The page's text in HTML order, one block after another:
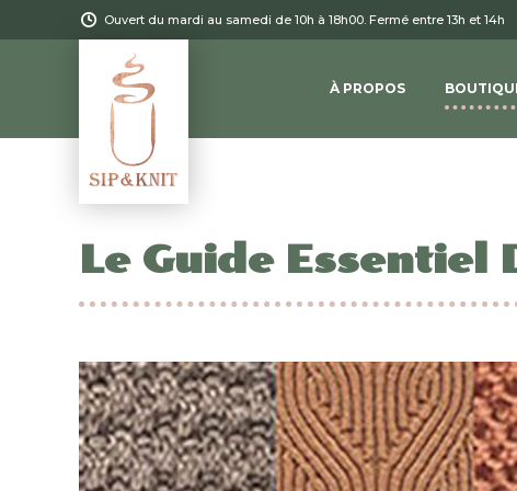
Ouvert du mardi au samedi de 10h à 18h00. Fermé entre 13h et 14h
À PROPOS
Le Guide